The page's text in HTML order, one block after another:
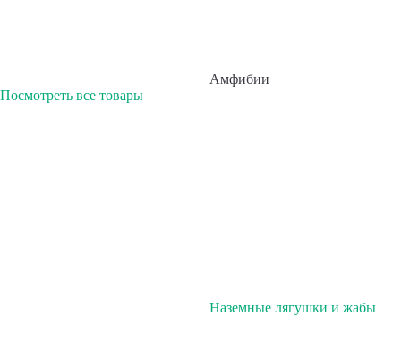
Амфибии
Посмотреть все товары
Наземные лягушки и жабы